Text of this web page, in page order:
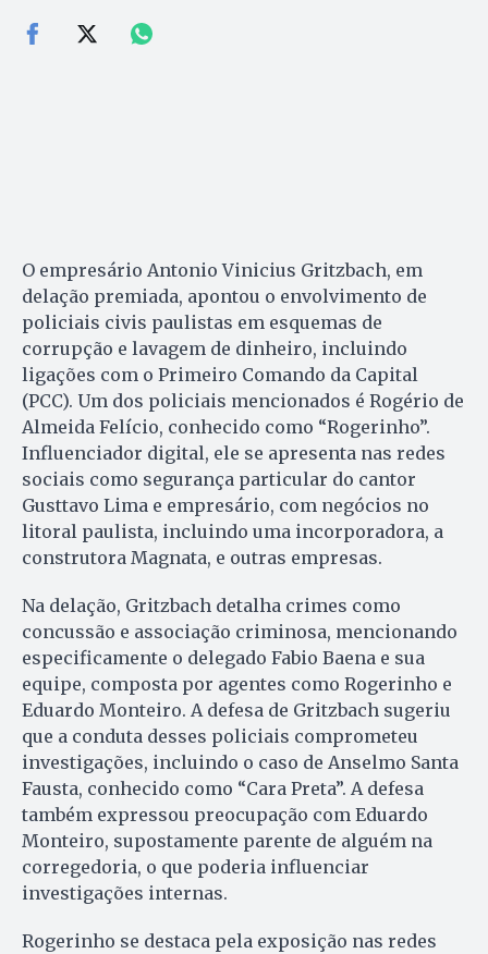
O empresário Antonio Vinicius Gritzbach, em
delação premiada, apontou o envolvimento de
policiais civis paulistas em esquemas de
corrupção e lavagem de dinheiro, incluindo
ligações com o Primeiro Comando da Capital
(PCC). Um dos policiais mencionados é Rogério de
Almeida Felício, conhecido como “Rogerinho”.
Influenciador digital, ele se apresenta nas redes
sociais como segurança particular do cantor
Gusttavo Lima e empresário, com negócios no
litoral paulista, incluindo uma incorporadora, a
construtora Magnata, e outras empresas.
Na delação, Gritzbach detalha crimes como
concussão e associação criminosa, mencionando
especificamente o delegado Fabio Baena e sua
equipe, composta por agentes como Rogerinho e
Eduardo Monteiro. A defesa de Gritzbach sugeriu
que a conduta desses policiais comprometeu
investigações, incluindo o caso de Anselmo Santa
Fausta, conhecido como “Cara Preta”. A defesa
também expressou preocupação com Eduardo
Monteiro, supostamente parente de alguém na
corregedoria, o que poderia influenciar
investigações internas.
Rogerinho se destaca pela exposição nas redes